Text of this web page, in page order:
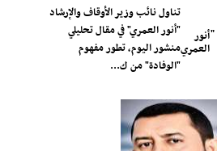
"أنور
العمري
تناول نائب وزير الأوقاف والإرشاد
"أنور العمري" في مقال تحليلي
منشور اليوم، تطور مفهوم
"الوفادة" من ك...